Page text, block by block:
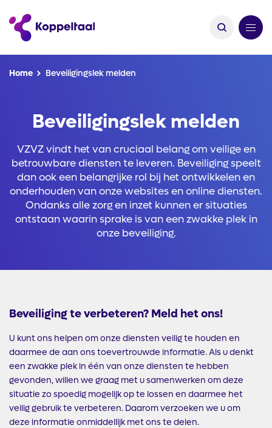
Kruimelpad
Home Beveiligingslek melden
Beveiligingslek melden
VZVZ vindt het van cruciaal belang om veilige en
betrouwbare diensten te leveren. Beveiliging speelt
dan ook een belangrijke rol bij het ontwikkelen en
onderhouden van onze websites en online diensten.
Ondanks alle zorg en inzet kunnen er situaties
ontstaan waarin sprake is van een zwakke plek in
onze beveiliging.
Beveiliging te verbeteren? Meld het ons!
U kunt ons helpen om onze diensten veilig te houden en
daarmee de aan ons toevertrouwde informatie. Als u denkt
een zwakke plek in één van onze diensten te hebben
gevonden, willen we graag met u samenwerken om deze
situatie zo spoedig mogelijk op te lossen en daarmee het
veilig gebruik te verbeteren. Daarom verzoeken we u om
deze informatie onmiddellijk met ons te delen.